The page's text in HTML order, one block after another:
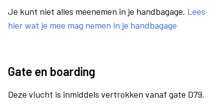
Je kunt niet alles meenemen in je handbagage. Lees
hier wat je mee mag nemen in je handbagage
Gate en boarding
Deze vlucht is inmiddels vertrokken vanaf gate D79.